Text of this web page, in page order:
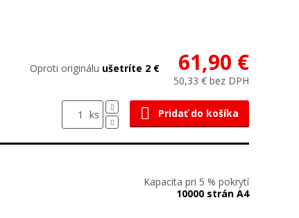
Oproti originálu ušetríte 2 € 61,90 €
50,33 € bez DPH
ks Pridať do košíka
Kapacita pri 5 % pokrytí
10000 strán A4